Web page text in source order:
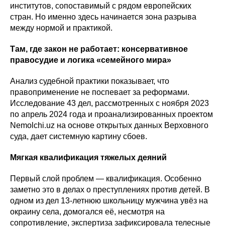
институтов, сопоставимый с рядом европейских
стран. Но именно здесь начинается зона разрыва
между нормой и практикой.
Там, где закон не работает: консервативное
правосудие и логика «семейного мира»
Анализ судебной практики показывает, что
правоприменение не поспевает за реформами.
Исследование 43 дел, рассмотренных с ноября 2023
по апрель 2024 года и проанализированных проектом
Nemolchi.uz на основе открытых данных Верховного
суда, дает системную картину сбоев.
Мягкая квалификация тяжелых деяний
Первый слой проблем — квалификация. Особенно
заметно это в делах о преступлениях против детей. В
одном из дел 13-летнюю школьницу мужчина увёз на
окраину села, домогался её, несмотря на
сопротивление, экспертиза зафиксировала телесные